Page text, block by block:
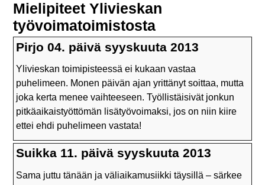
Mielipiteet Ylivieskan
työvoimatoimistosta
Pirjo 04. päivä syyskuuta 2013
Ylivieskan toimipisteessä ei kukaan vastaa
puhelimeen. Monen päivän ajan yrittänyt soittaa, mutta
joka kerta menee vaihteeseen. Työllistäisivät jonkun
pitkäaikaistyöttömän lisätyövoimaksi, jos on niin kiire
ettei ehdi puhelimeen vastata!
Suikka 11. päivä syyskuuta 2013
Sama juttu tänään ja väliaikamusiikki täysillä – särkee